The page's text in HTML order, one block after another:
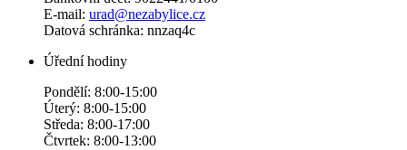
E-mail: urad@nezabylice.cz
Datová schránka: nnzaq4c
Úřední hodiny
Pondělí: 8:00-15:00
Úterý: 8:00-15:00
Středa: 8:00-17:00
Čtvrtek: 8:00-13:00